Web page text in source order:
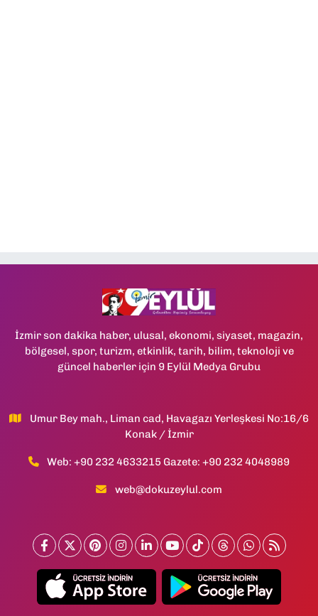
İzmir son dakika haber, ulusal, ekonomi, siyaset, magazin,
bölgesel, spor, turizm, etkinlik, tarih, bilim, teknoloji ve
güncel haberler için 9 Eylül Medya Grubu
Umur Bey mah., Liman cad, Havagazı Yerleşkesi No:16/6
Konak / İzmir
Web: +90 232 4633215 Gazete: +90 232 4048989
web@dokuzeylul.com